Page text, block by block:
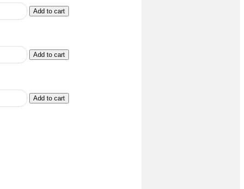
Add to cart
Add to cart
Add to cart